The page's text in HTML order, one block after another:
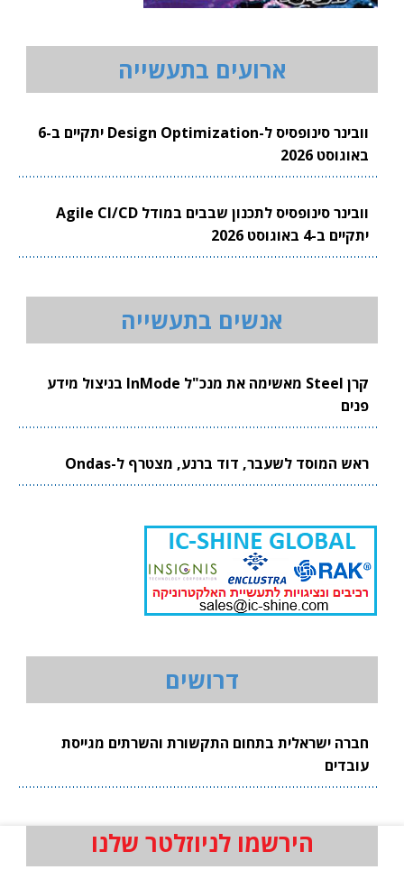
ארועים בתעשייה
וובינר סינופסיס ל-Design Optimization יתקיים ב-6
באוגוסט 2026
וובינר סינופסיס לתכנון שבבים במודל Agile CI/CD
יתקיים ב-4 באוגוסט 2026
אנשים בתעשייה
קרן Steel מאשימה את מנכ"ל InMode בניצול מידע
פנים
ראש המוסד לשעבר, דוד ברנע, מצטרף ל-Ondas
דרושים
חברה ישראלית בתחום התקשורת והשרתים מגייסת
עובדים
הירשמו לניוזלטר שלנו